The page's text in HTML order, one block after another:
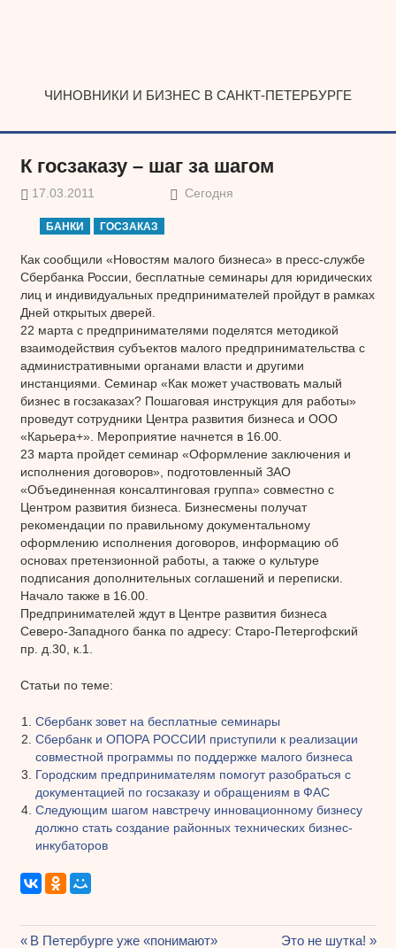
ЧИНОВНИКИ И БИЗНЕС В САНКТ-ПЕТЕРБУРГЕ
К госзаказу – шаг за шагом
17.03.2011 Сегодня
БАНКИ ГОСЗАКАЗ
Как сообщили «Новостям малого бизнеса» в пресс-службе
Сбербанка России, бесплатные семинары для юридических
лиц и индивидуальных предпринимателей пройдут в рамках
Дней открытых дверей.
22 марта с предпринимателями поделятся методикой
взаимодействия субъектов малого предпринимательства с
административными органами власти и другими
инстанциями. Семинар «Как может участвовать малый
бизнес в госзаказах? Пошаговая инструкция для работы»
проведут сотрудники Центра развития бизнеса и ООО
«Карьера+». Мероприятие начнется в 16.00.
23 марта пройдет семинар «Оформление заключения и
исполнения договоров», подготовленный ЗАО
«Объединенная консалтинговая группа» совместно с
Центром развития бизнеса. Бизнесмены получат
рекомендации по правильному документальному
оформлению исполнения договоров, информацию об
основах претензионной работы, а также о культуре
подписания дополнительных соглашений и переписки.
Начало также в 16.00.
Предпринимателей ждут в Центре развития бизнеса
Северо-Западного банка по адресу: Старо-Петергофский
пр. д.30, к.1.
Статьи по теме:
Cбербанк зовет на бесплатные семинары
Сбербанк и ОПОРА РОССИИ приступили к реализации
совместной программы по поддержке малого бизнеса
Городским предпринимателям помогут разобраться с
документацией по госзаказу и обращениям в ФАС
Следующим шагом навстречу инновационному бизнесу
должно стать создание районных технических бизнес-
инкубаторов
Предыдущая
В Петербурге уже «понимают»
Следующая
Это не шутка!